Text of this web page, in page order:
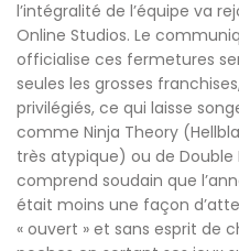
l’intégralité de l’équipe va
Online Studios. Le
officialise ces fermetures
seules les grosses
privilégiés, ce qui laisse
comme Ninja Theory
très atypique) ou de Double
comprend soudain que
était moins une façon
« ouvert » et sans esprit de